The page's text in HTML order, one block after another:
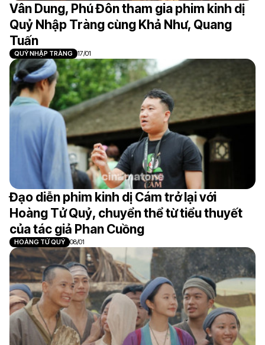
Vân Dung, Phú Đôn tham gia phim kinh dị
Quỷ Nhập Tràng cùng Khả Như, Quang
Tuấn
QUỶ NHẬP TRÀNG 17/01
Đạo diễn phim kinh dị Cám trở lại với
Hoàng Tử Quỷ, chuyển thể từ tiểu thuyết
của tác giả Phan Cuồng
HOÀNG TỬ QUỶ 08/01